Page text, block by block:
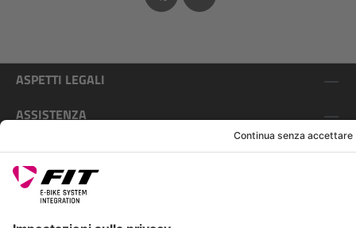
ASPETTI LEGALI
ASSISTENZA